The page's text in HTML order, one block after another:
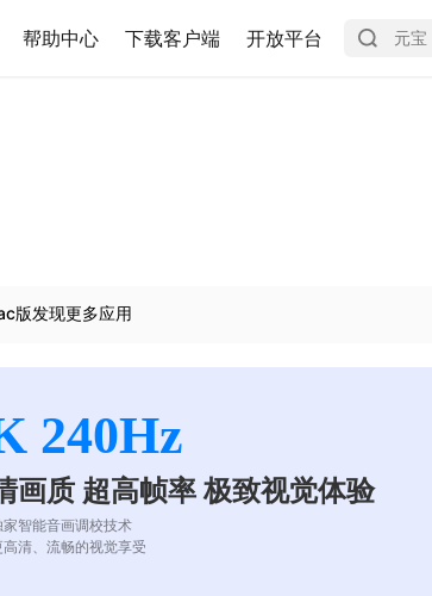
帮助中心 下载客户端 开放平台
版发现更多应用
240Hz
画质 超高帧率 极致视觉体验
家智能音画调校技术
清、流畅的视觉享受